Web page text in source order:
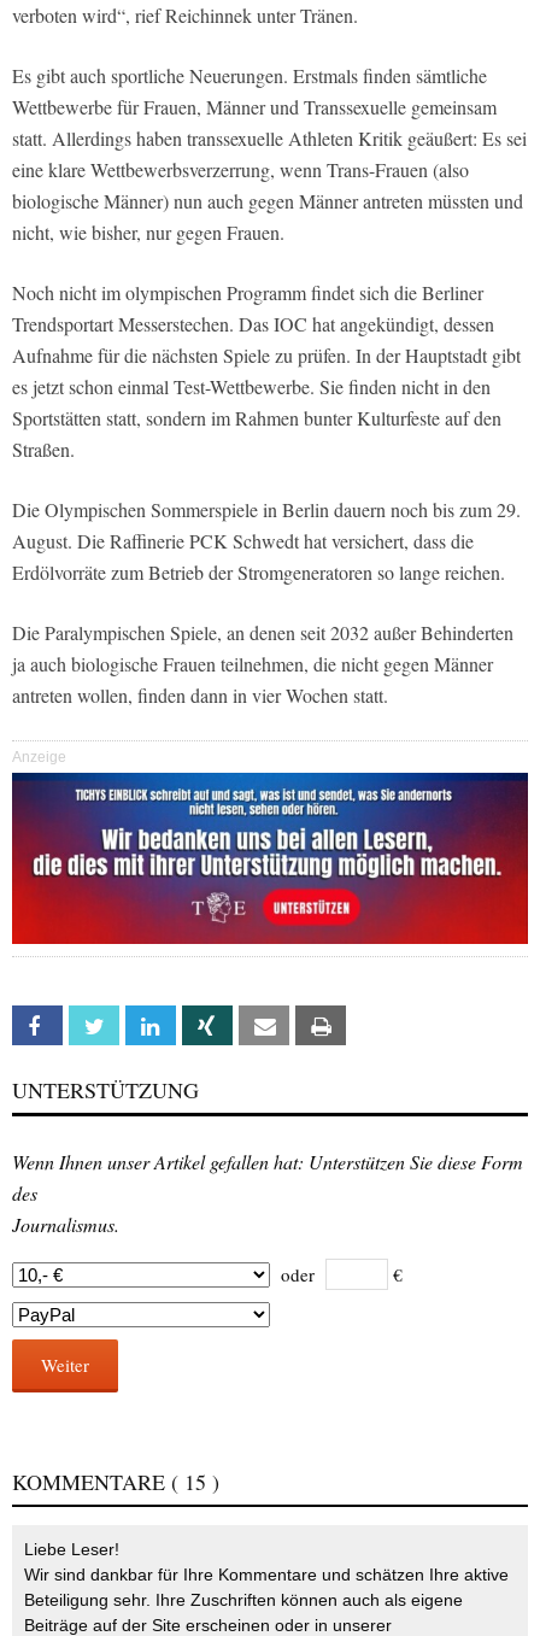
verboten wird“, rief Reichinnek unter Tränen.
Es gibt auch sportliche Neuerungen. Erstmals finden sämtliche
Wettbewerbe für Frauen, Männer und Transsexuelle gemeinsam
statt. Allerdings haben transsexuelle Athleten Kritik geäußert: Es sei
eine klare Wettbewerbsverzerrung, wenn Trans-Frauen (also
biologische Männer) nun auch gegen Männer antreten müssten und
nicht, wie bisher, nur gegen Frauen.
Noch nicht im olympischen Programm findet sich die Berliner
Trendsportart Messerstechen. Das IOC hat angekündigt, dessen
Aufnahme für die nächsten Spiele zu prüfen. In der Hauptstadt gibt
es jetzt schon einmal Test-Wettbewerbe. Sie finden nicht in den
Sportstätten statt, sondern im Rahmen bunter Kulturfeste auf den
Straßen.
Die Olympischen Sommerspiele in Berlin dauern noch bis zum 29.
August. Die Raffinerie PCK Schwedt hat versichert, dass die
Erdölvorräte zum Betrieb der Stromgeneratoren so lange reichen.
Die Paralympischen Spiele, an denen seit 2032 außer Behinderten
ja auch biologische Frauen teilnehmen, die nicht gegen Männer
antreten wollen, finden dann in vier Wochen statt.
Anzeige
Facebook Twitter Linkedin Xing Email
UNTERSTÜTZUNG
Wenn Ihnen unser Artikel gefallen hat: Unterstützen Sie diese Form
des
Journalismus.
oder €
Weiter
KOMMENTARE ( 15 )
Liebe Leser!
Wir sind dankbar für Ihre Kommentare und schätzen Ihre aktive
Beteiligung sehr. Ihre Zuschriften können auch als eigene
Beiträge auf der Site erscheinen oder in unserer